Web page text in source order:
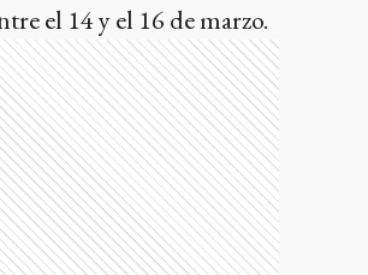
el 14 y el 16 de marzo.